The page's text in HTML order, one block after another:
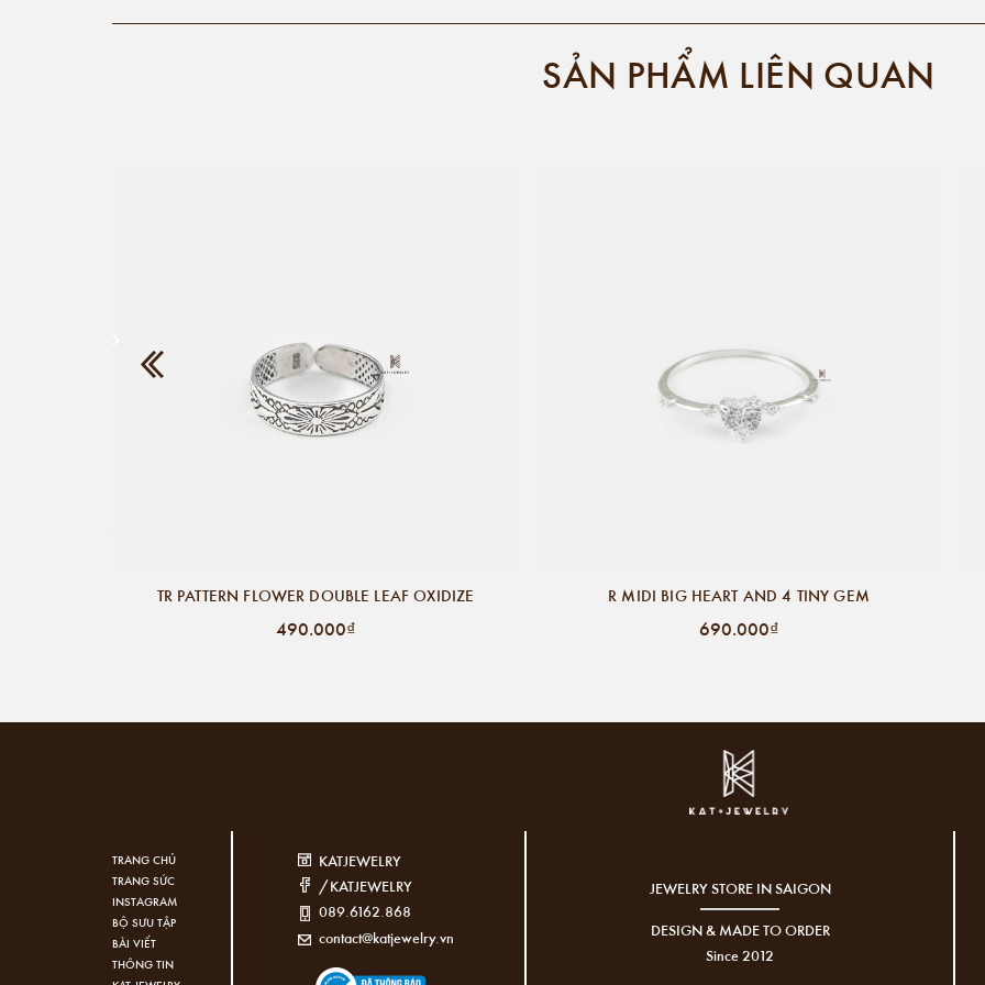
SẢN PHẨM LIÊN QUAN
TR PATTERN FLOWER DOUBLE LEAF OXIDIZE
490.000₫
R MIDI BIG HEART AND 4 TINY GEM
690.000₫
TRANG CHỦ
TRANG SỨC
INSTAGRAM
BỘ SƯU TẬP
BÀI VIẾT
THÔNG TIN
KATJEWELRY
/KATJEWELRY
089.6162.868
contact@katjewelry.vn
JEWELRY STORE IN SAIGON
DESIGN & MADE TO ORDER
Since 2012